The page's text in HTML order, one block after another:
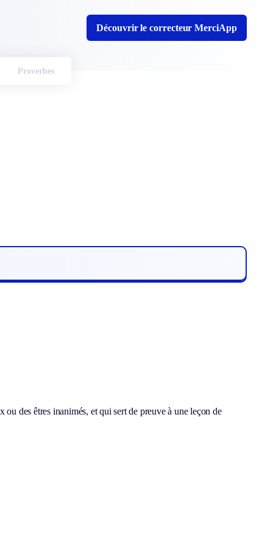
Découvrir le correcteur MerciApp
Proverbes
des êtres inanimés, et qui sert de preuve à une leçon de